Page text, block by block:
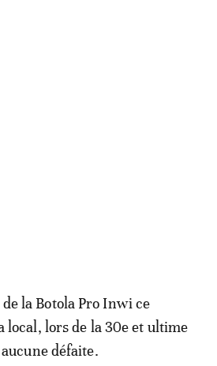
la Botola Pro Inwi ce
local, lors de la 30e et ultime
défaite.